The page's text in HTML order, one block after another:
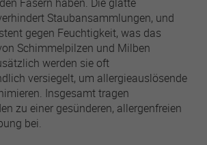
Staubansammlungen, und
gegen Feuchtigkeit, was das
Schimmelpilzen und Milben
werden sie oft
versiegelt, um allergieauslösende
Insgesamt tragen
zu einer gesünderen, allergenfreien
bei.